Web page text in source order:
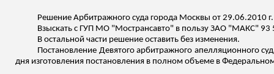
Решение Арбитражного суда города Москвы от 29.06.2010
Взыскать с ГУП МО "Мострансавто" в пользу ЗАО "МАКС" 93
В остальной части решение оставить без изменения.
Постановление Девятого арбитражного апелляционного
дня изготовления постановления в полном объеме в